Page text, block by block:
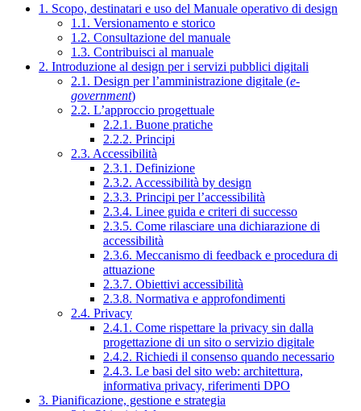
1. Scopo, destinatari e uso del Manuale operativo di design
1.1. Versionamento e storico
1.2. Consultazione del manuale
1.3. Contribuisci al manuale
2. Introduzione al design per i servizi pubblici digitali
2.1. Design per l’amministrazione digitale (e-
government)
2.2. L’approccio progettuale
2.2.1. Buone pratiche
2.2.2. Principi
2.3. Accessibilità
2.3.1. Definizione
2.3.2. Accessibilità by design
2.3.3. Principi per l’accessibilità
2.3.4. Linee guida e criteri di successo
2.3.5. Come rilasciare una dichiarazione di
accessibilità
2.3.6. Meccanismo di feedback e procedura di
attuazione
2.3.7. Obiettivi accessibilità
2.3.8. Normativa e approfondimenti
2.4. Privacy
2.4.1. Come rispettare la privacy sin dalla
progettazione di un sito o servizio digitale
2.4.2. Richiedi il consenso quando necessario
2.4.3. Le basi del sito web: architettura,
informativa privacy, riferimenti DPO
3. Pianificazione, gestione e strategia